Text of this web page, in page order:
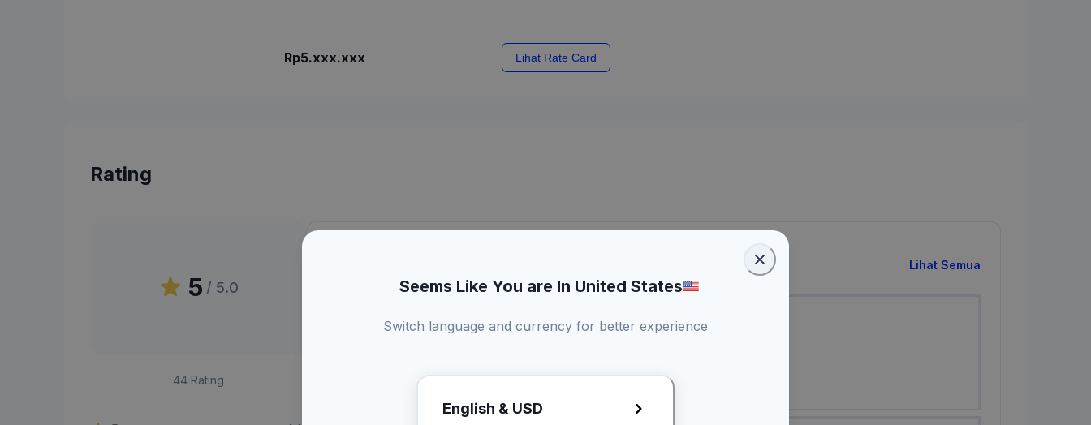
Rp5.xxx.xxx Lihat Rate Card
Rating
5 / 5.0
44 Rating
Lihat Semua
A**** B*****
Seems Like You are In United States
Switch language and currency for better experience
English & USD